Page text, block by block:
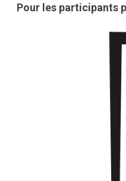
Pour les participants